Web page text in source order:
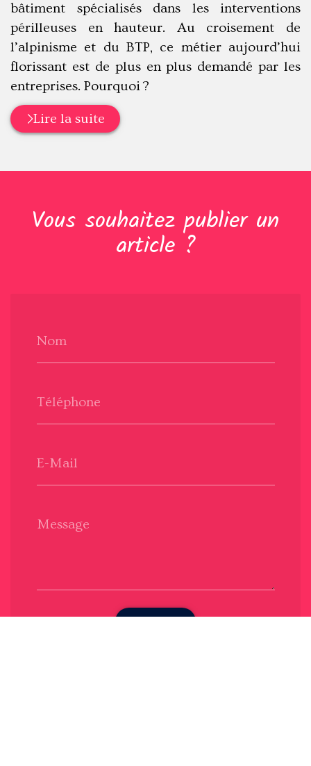
bâtiment spécialisés dans les interventions
périlleuses en hauteur. Au croisement de
l’alpinisme et du BTP, ce métier aujourd’hui
florissant est de plus en plus demandé par les
entreprises. Pourquoi ?
Lire la suite
Vous souhaitez publier un
article ?
Nom
Téléphone
E-Mail
Message
Envoyer